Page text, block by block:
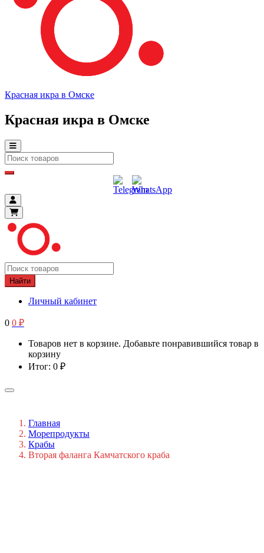
Красная икра в Омске
Красная икра в Омске
Найти
Личный кабинет
0 0 ₽
Товаров нет в корзине. Добавьте понравившийся товар в
корзину
Итог: 0 ₽
Главная
Морепродукты
Крабы
Вторая фаланга Камчатского краба